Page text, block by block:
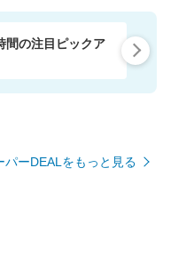
間の注目ピックア
パーDEALをもっと見る